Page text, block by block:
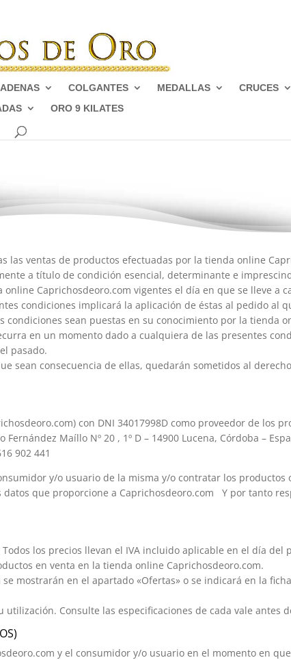
COLGANTES MEDALLAS CRUCES
ORO 9 KILATES
las ventas de productos efectuadas por la tienda online
a título de condición esencial, determinante e
Caprichosdeoro.com vigentes el día en que se lleve a
condiciones implicará la aplicación de éstas al pedido al
condiciones sean puestas en su conocimiento por la tienda
en un momento dado a cualquiera de las presentes
pasado.
sean consecuencia de ellas, quedarán sometidos al
con DNI 34017998D como proveedor de los
Maíllo Nº 20 , 1º D – 14900 Lucena, Córdoba –
902 441
y/o usuario de la misma y/o contratar los productos
que proporcione a Caprichosdeoro.com Y por tanto
los precios llevan el IVA incluido aplicable en el día del
en venta en la tienda online Caprichosdeoro.com.
mostrarán en el apartado «Ofertas» o se indicará en la
Consulte las especificaciones de cada vale antes
y el consumidor y/o usuario en el momento en